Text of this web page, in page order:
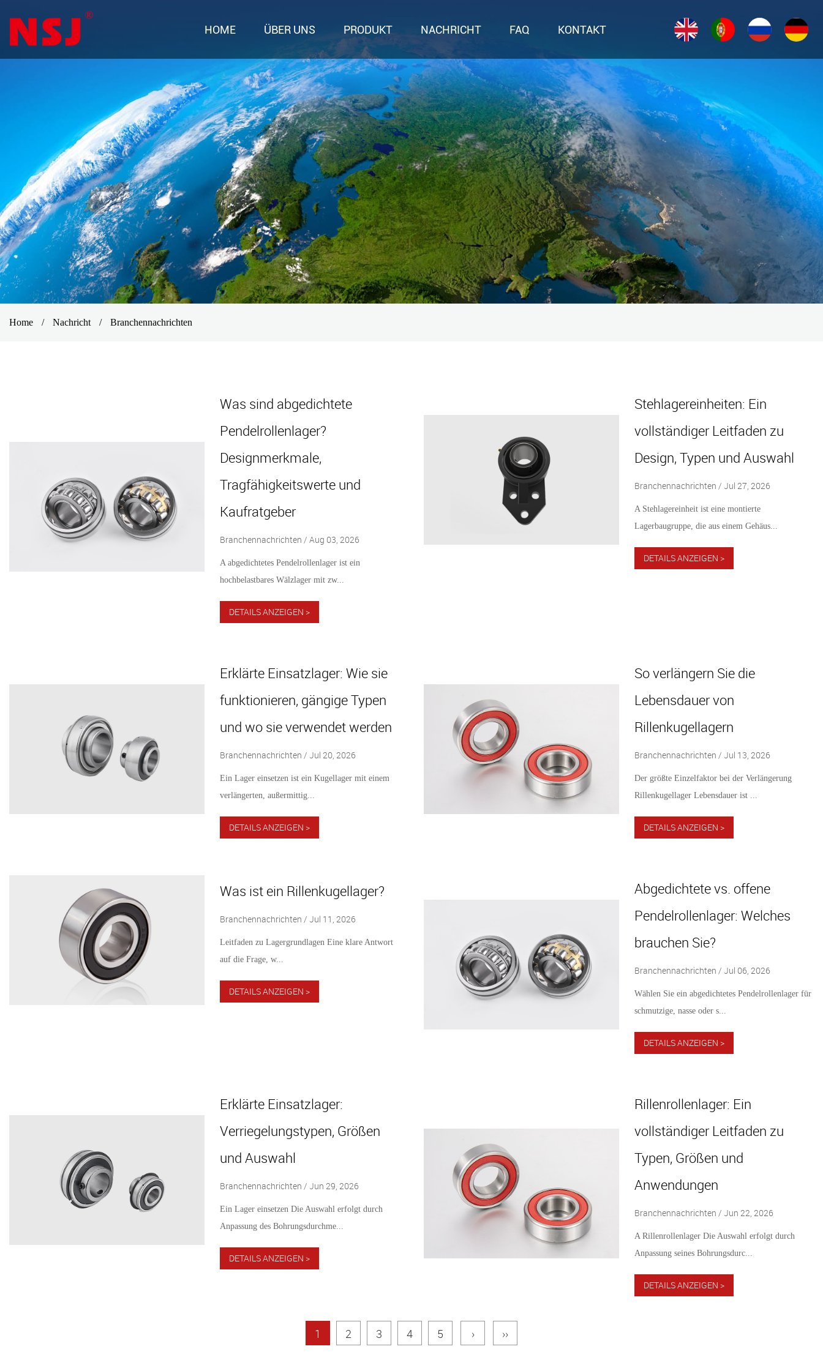
HOME ÜBER UNS PRODUKT NACHRICHT FAQ KONTAKT
Home / Nachricht / Branchennachrichten
Was sind abgedichtete
Pendelrollenlager?
Designmerkmale,
Tragfähigkeitswerte und
Kaufratgeber
Branchennachrichten / Aug 03, 2026
A abgedichtetes Pendelrollenlager ist ein
hochbelastbares Wälzlager mit zw...
DETAILS ANZEIGEN >
Stehlagereinheiten: Ein
vollständiger Leitfaden zu
Design, Typen und Auswahl
Branchennachrichten / Jul 27, 2026
A Stehlagereinheit ist eine montierte
Lagerbaugruppe, die aus einem Gehäus...
DETAILS ANZEIGEN >
Erklärte Einsatzlager: Wie sie
funktionieren, gängige Typen
und wo sie verwendet werden
Branchennachrichten / Jul 20, 2026
Ein Lager einsetzen ist ein Kugellager mit einem
verlängerten, außermittig...
DETAILS ANZEIGEN >
So verlängern Sie die
Lebensdauer von
Rillenkugellagern
Branchennachrichten / Jul 13, 2026
Der größte Einzelfaktor bei der Verlängerung
Rillenkugellager Lebensdauer ist ...
DETAILS ANZEIGEN >
Was ist ein Rillenkugellager?
Branchennachrichten / Jul 11, 2026
Leitfaden zu Lagergrundlagen Eine klare Antwort
auf die Frage, w...
DETAILS ANZEIGEN >
Abgedichtete vs. offene
Pendelrollenlager: Welches
brauchen Sie?
Branchennachrichten / Jul 06, 2026
Wählen Sie ein abgedichtetes Pendelrollenlager für
schmutzige, nasse oder s...
DETAILS ANZEIGEN >
Erklärte Einsatzlager:
Verriegelungstypen, Größen
und Auswahl
Branchennachrichten / Jun 29, 2026
Ein Lager einsetzen Die Auswahl erfolgt durch
Anpassung des Bohrungsdurchme...
DETAILS ANZEIGEN >
Rillenrollenlager: Ein
vollständiger Leitfaden zu
Typen, Größen und
Anwendungen
Branchennachrichten / Jun 22, 2026
A Rillenrollenlager Die Auswahl erfolgt durch
Anpassung seines Bohrungsdurc...
DETAILS ANZEIGEN >
1 2 3 4 5 › ››